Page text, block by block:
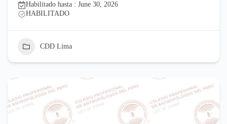
Habilitado hasta : June 30, 2026
HABILITADO
CDD Lima